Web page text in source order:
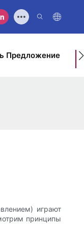
Предложение
играют
принципы